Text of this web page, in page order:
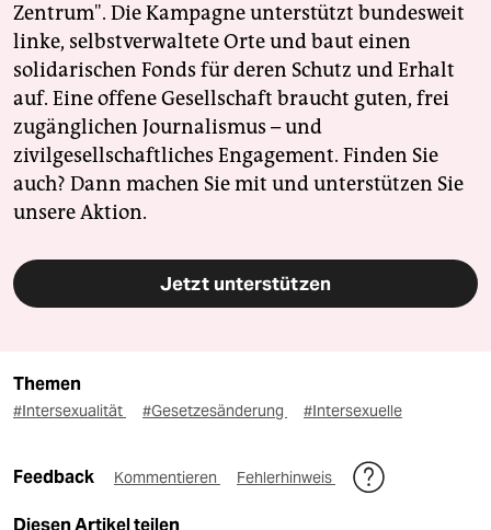
Zentrum". Die Kampagne unterstützt bundesweit
linke, selbstverwaltete Orte und baut einen
solidarischen Fonds für deren Schutz und Erhalt
auf. Eine offene Gesellschaft braucht guten, frei
zugänglichen Journalismus – und
zivilgesellschaftliches Engagement. Finden Sie
auch? Dann machen Sie mit und unterstützen Sie
unsere Aktion.
Jetzt unterstützen
Themen
#Intersexualität #Gesetzesänderung #Intersexuelle
Feedback Kommentieren Fehlerhinweis
Diesen Artikel teilen